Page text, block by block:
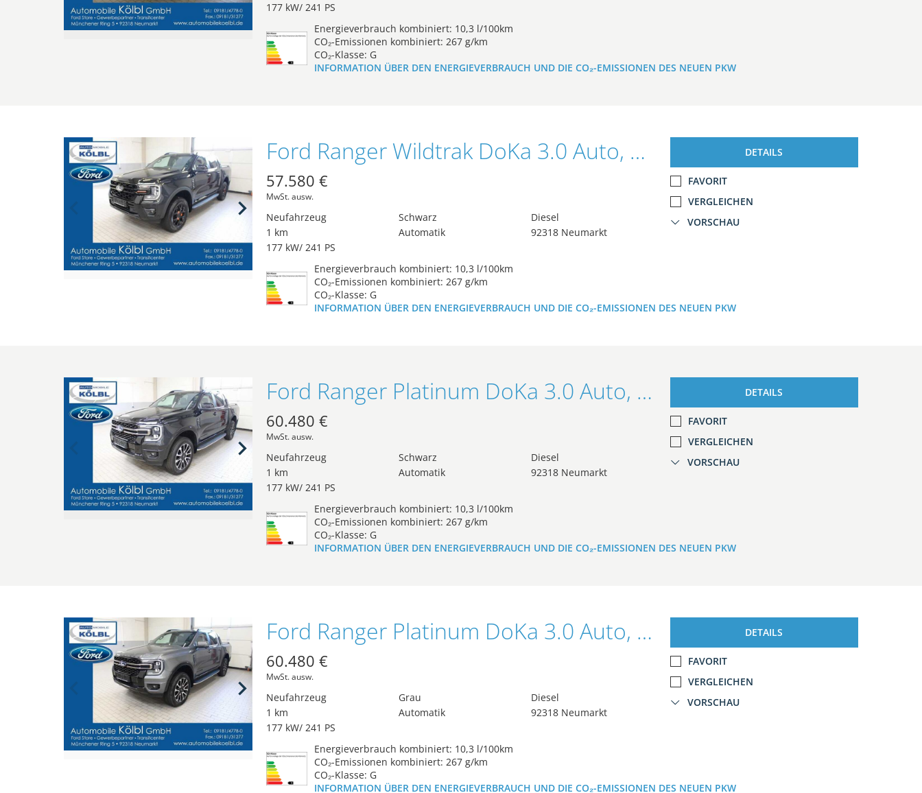
177 kW/ 241 PS
Energieverbrauch kombiniert: 10,3 l/100km
CO₂-Emissionen kombiniert: 267 g/km
CO₂-Klasse: G
INFORMATION ÜBER DEN ENERGIEVERBRAUCH UND DIE CO₂-EMISSIONEN DES NEUEN PKW
Ford Ranger Wildtrak DoKa 3.0 Auto, EL.ROLLO/AHK/iACC
57.580 €
MwSt. ausw.
Neufahrzeug
1 km
177 kW/ 241 PS
Schwarz
Automatik
Diesel
92318 Neumarkt
Energieverbrauch kombiniert: 10,3 l/100km
CO₂-Emissionen kombiniert: 267 g/km
CO₂-Klasse: G
INFORMATION ÜBER DEN ENERGIEVERBRAUCH UND DIE CO₂-EMISSIONEN DES NEUEN PKW
DETAILS
FAVORIT
VERGLEICHEN
VORSCHAU
Ford Ranger Platinum DoKa 3.0 Auto, EL.ROLLO/AHK/iACC
60.480 €
MwSt. ausw.
Neufahrzeug
1 km
177 kW/ 241 PS
Schwarz
Automatik
Diesel
92318 Neumarkt
Energieverbrauch kombiniert: 10,3 l/100km
CO₂-Emissionen kombiniert: 267 g/km
CO₂-Klasse: G
INFORMATION ÜBER DEN ENERGIEVERBRAUCH UND DIE CO₂-EMISSIONEN DES NEUEN PKW
DETAILS
FAVORIT
VERGLEICHEN
VORSCHAU
Ford Ranger Platinum DoKa 3.0 Auto, EL.ROLLO/AHK/iACC
60.480 €
MwSt. ausw.
Neufahrzeug
1 km
177 kW/ 241 PS
Grau
Automatik
Diesel
92318 Neumarkt
Energieverbrauch kombiniert: 10,3 l/100km
CO₂-Emissionen kombiniert: 267 g/km
CO₂-Klasse: G
INFORMATION ÜBER DEN ENERGIEVERBRAUCH UND DIE CO₂-EMISSIONEN DES NEUEN PKW
DETAILS
FAVORIT
VERGLEICHEN
VORSCHAU